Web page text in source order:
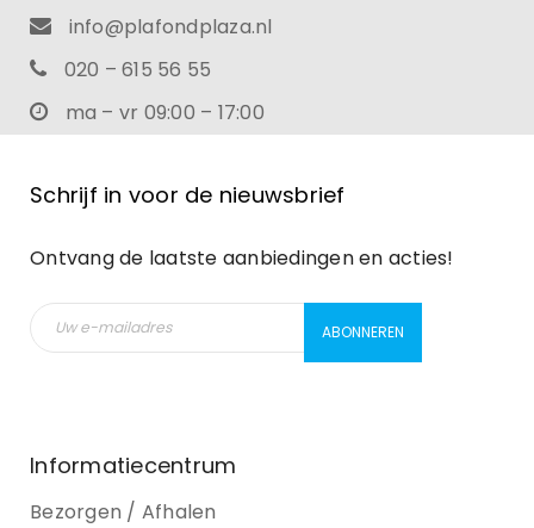
info@plafondplaza.nl
020 – 615 56 55
ma – vr 09:00 – 17:00
Schrijf in voor de nieuwsbrief
Ontvang de laatste aanbiedingen en acties!
Informatiecentrum
Bezorgen / Afhalen